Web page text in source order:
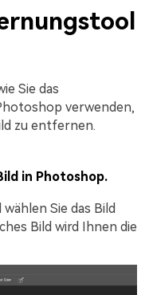
Sie das
verwenden,
zu entfernen.
in Photoshop.
Sie das Bild
Bild wird Ihnen die